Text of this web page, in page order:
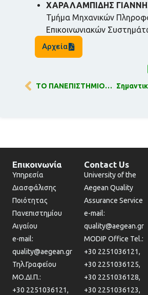
ΧΑΡΑΛΑΜΠΙΔΗΣ
Τμήμα Μηχανικών
Επικοινωνιακών
Αρχεία
ΤΟ ΠΑΝΕΠΙΣΤΗΜΙΟ ΑΙΓΑΙΟΥ ΕΝΙΣΧΥΕΙ ΤΗ ΔΙΕΘΝΗ ΠΑΡΟΥΣΙΑ ΤΟΥ ΣΤΙΣ ΠΑΓΚΟΣΜΙΕΣ ΚΑΤΑΤΑΞΕΙΣ Times Higher Education (2025)
Επικοινωνία
Υπηρεσία
Διασφάλισης
Ποιότητας
Πανεπιστημίου
Αιγαίου
e-mail:
quality@aegean.gr
Τηλ.Γραφείου
ΜΟ.ΔΙ.Π.:
+30 2251036121,
Contact Us
University of the
Aegean Quality
Assurance Service
e-mail:
quality@aegean.gr
MODIP Office Tel.:
+30 2251036121,
+30 2251036125,
+30 2251036128,
+30 2251036123,